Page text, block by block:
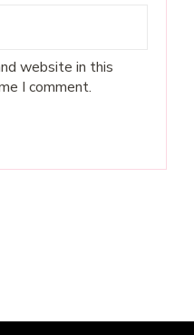
website in this
I comment.